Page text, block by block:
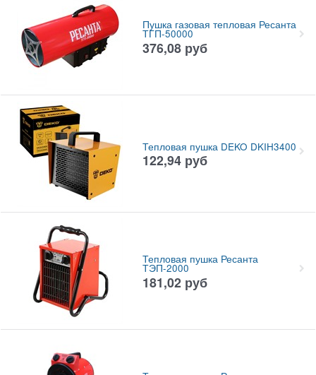
Пушка газовая тепловая Ресанта
ТГП-50000
376,08 руб
Тепловая пушка DEKO DKIH3400
122,94 руб
Тепловая пушка Ресанта
ТЭП-2000
181,02 руб